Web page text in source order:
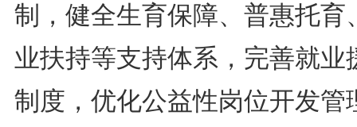
制，健全生育保障、普惠托育
业扶持等支持体系，完善就业
制度，优化公益性岗位开发管